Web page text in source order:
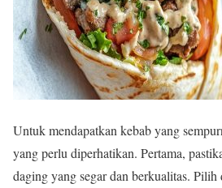
Untuk mendapatkan kebab yang
yang perlu diperhatikan. Pertama,
daging yang segar dan berkualitas.